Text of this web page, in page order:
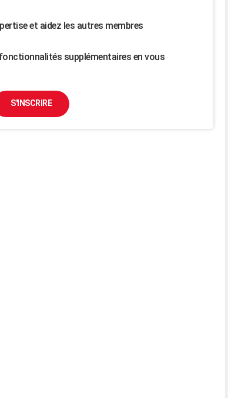
et aidez les autres membres
supplémentaires en vous
S'INSCRIRE